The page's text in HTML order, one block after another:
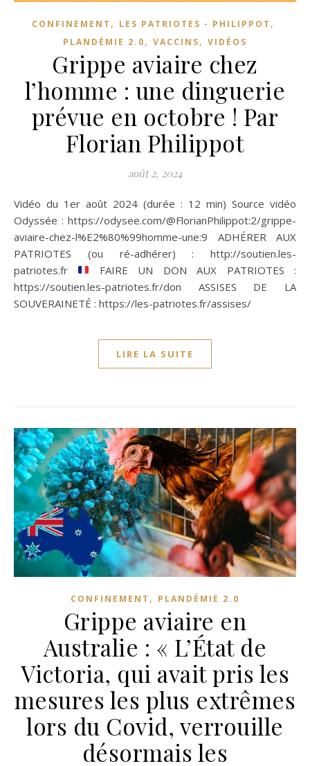
CONFINEMENT , LES PATRIOTES - PHILIPPOT ,
PLANDÉMIE 2.0, VACCINS, VIDÉOS
Grippe aviaire chez
l’homme : une dinguerie
prévue en octobre ! Par
Florian Philippot
août 2, 2024
Vidéo du 1er août 2024 (durée : 12 min) Source vidéo
Odyssée : https://odysee.com/@FlorianPhilippot:2/grippe-
aviaire-chez-l%E2%80%99homme-une:9 ADHÉRER AUX
PATRIOTES (ou ré-adhérer) : http://soutien.les-
patriotes.fr
FAIRE UN DON AUX PATRIOTES :
https://soutien.les-patriotes.fr/don ASSISES DE LA
SOUVERAINETÉ : https://les-patriotes.fr/assises/
LIRE LA SUITE
CONFINEMENT , PLANDÉMIE 2.0
Grippe aviaire en
Australie : « L’État de
Victoria, qui avait pris les
mesures les plus extrêmes
lors du Covid, verrouille
désormais les